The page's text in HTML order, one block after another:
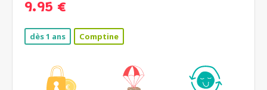
9.95 €
dès 1 ans Comptine